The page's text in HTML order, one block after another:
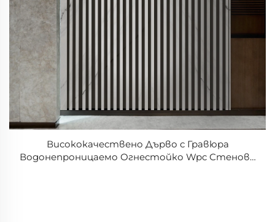
Висококачествено Дърво с Гравюра
Водонепроницаемо Огнестойко Wpc Стенови